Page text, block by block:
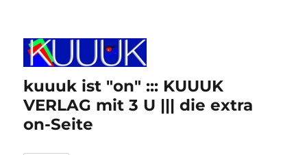
kuuuk ist "on" ::: KUUUK
VERLAG mit 3 U ||| die extra
on-Seite